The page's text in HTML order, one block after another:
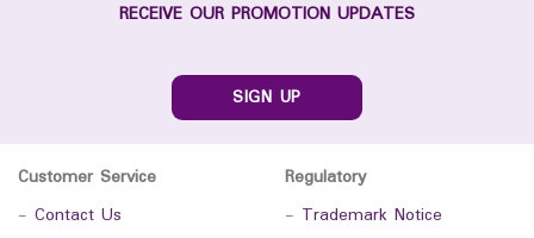
RECEIVE OUR PROMOTION UPDATES
SIGN UP
Customer Service
- Contact Us
Regulatory
- Trademark Notice